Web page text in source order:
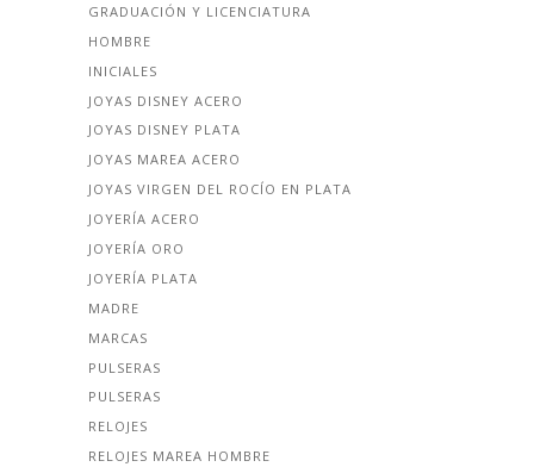
GRADUACIÓN Y LICENCIATURA
HOMBRE
INICIALES
JOYAS DISNEY ACERO
JOYAS DISNEY PLATA
JOYAS MAREA ACERO
JOYAS VIRGEN DEL ROCÍO EN PLATA
JOYERÍA ACERO
JOYERÍA ORO
JOYERÍA PLATA
MADRE
MARCAS
PULSERAS
PULSERAS
RELOJES
RELOJES MAREA HOMBRE